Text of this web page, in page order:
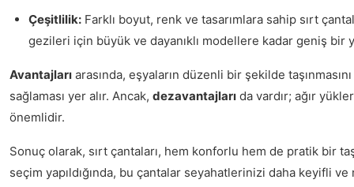
Çeşitlilik: Farklı boyut, renk ve tasarımlara sahip sırt
gezileri için büyük ve dayanıklı modellere kadar geniş bir
Avantajları arasında, eşyaların düzenli bir şekilde
sağlaması yer alır. Ancak, dezavantajları da vardır; ağır
önemlidir.
Sonuç olarak, sırt çantaları, hem konforlu hem de pratik bir
seçim yapıldığında, bu çantalar seyahatlerinizi daha keyifli